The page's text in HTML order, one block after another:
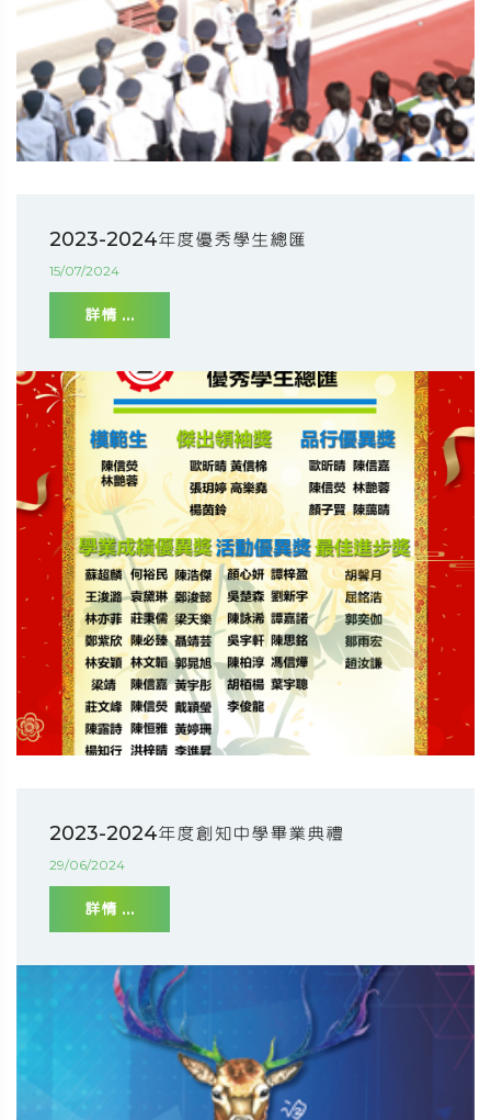
2023-2024年度優秀學生總匯
15/07/2024
詳情 ...
2023-2024年度創知中學畢業典禮
29/06/2024
詳情 ...